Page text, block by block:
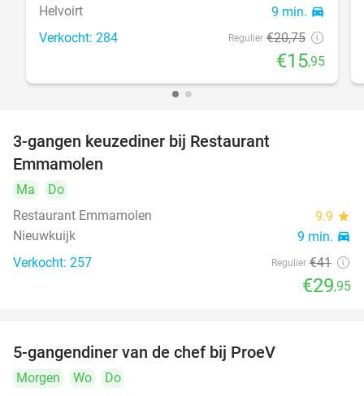
Helvoirt 9 min. directions_car
Verkocht: 284 Regulier €20,75
€15,95
3-gangen keuzediner bij Restaurant
Emmamolen
Ma
Do
Restaurant Emmamolen
9.9 star
Nieuwkuijk 9 min. directions_car
Verkocht: 257 Regulier €41
€29,95
5-gangendiner van de chef bij ProeV
Morgen Wo Do